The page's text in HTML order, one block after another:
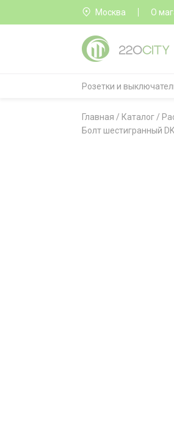
Москва О
Розетки и
Главная / Каталог /
Болт шестигранный